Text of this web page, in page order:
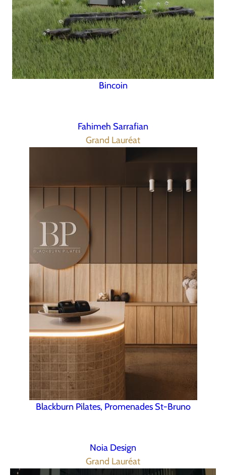
Bincoin
Fahimeh Sarrafian
Grand Lauréat
Blackburn Pilates, Promenades St-Bruno
Noia Design
Grand Lauréat